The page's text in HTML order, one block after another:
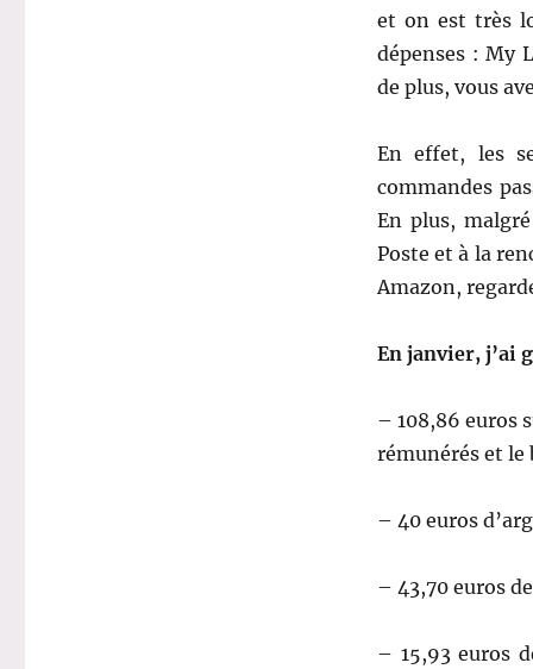
et on est très
dépenses : My
de plus, vous
En effet, les
commandes
En plus,
Poste et à la
Amazon,
En janvier, j’ai
– 108,86 euros
rémunérés et le
– 40 euros
– 43,70 euros
– 15,93 euros